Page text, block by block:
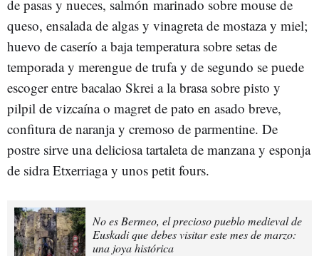
de pasas y nueces, salmón marinado sobre mouse de
queso, ensalada de algas y vinagreta de mostaza y miel;
huevo de caserío a baja temperatura sobre setas de
temporada y merengue de trufa y de segundo se puede
escoger entre bacalao Skrei a la brasa sobre pisto y
pilpil de vizcaína o magret de pato en asado breve,
confitura de naranja y cremoso de parmentine. De
postre sirve una deliciosa tartaleta de manzana y esponja
de sidra Etxerriaga y unos petit fours.
No es Bermeo, el precioso pueblo medieval de
Euskadi que debes visitar este mes de marzo:
una joya histórica